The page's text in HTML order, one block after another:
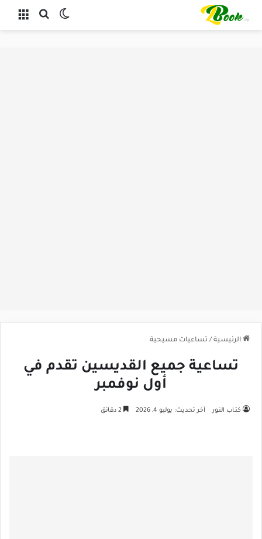
القائمة بحث عن
الرئيسية / تساعيات مسيحية
تساعية جميع القديسين تقدم في
أول نوفمبر
كتـاب النـور آخر تحديث: يوليو 4, 2026